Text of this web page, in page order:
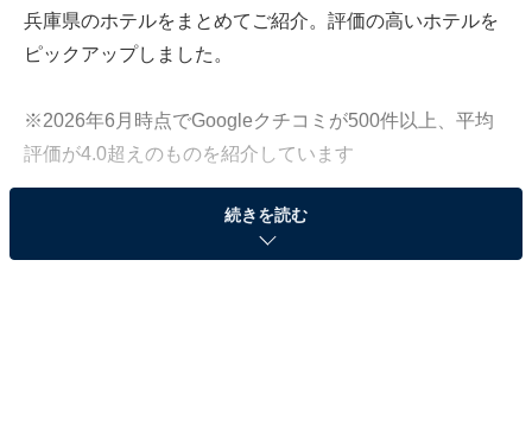
兵庫県のホテルをまとめてご紹介。評価の高いホテルを
ピックアップしました。
※2026年6月時点でGoogleクチコミが500件以上、平均
評価が4.0超えのものを紹介しています
この記事の執筆者： All About ニュース お買
いもの部
続きを読む